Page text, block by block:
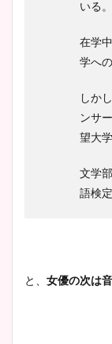
いる。
在学
学へ
しか
ンサ
望大
文学
語検
と、 女優の次は音